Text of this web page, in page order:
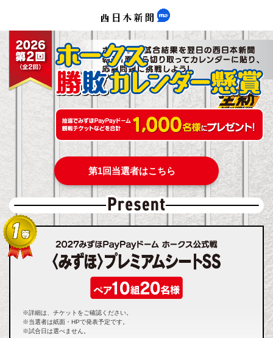
第1回当選者はこちら
※詳細は、チケットをご確認ください。
※当選者は紙面・HPで発表予定です。
※試合日は選べません。